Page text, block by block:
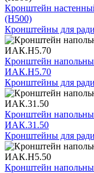
Кронштейн
(H500)
Кронштейны для
Кронштейн
ИАК.Н5.70
Кронштейны для
Кронштейн
ИАК.31.50
Кронштейны для
Кронштейн